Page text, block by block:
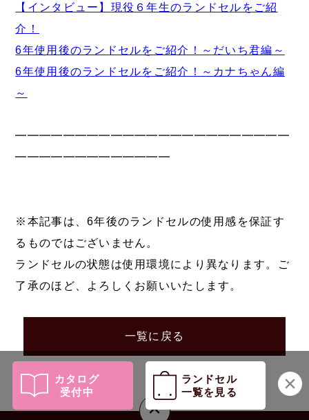
【インタビュー】現役６年生のランドセルをご紹
介！
6年使用後のランドセルをご紹介！～だいち君編～
6年使用後のランドセルをご紹介！～カナちゃん編
～
━━━━━━━━━━━━━━━━━━━━━━━
━━━━━━━━━━━━━
※本記事は、6年後のランドセルの使用感を保証す
るものではございません。
ランドセルの状態は使用環境により異なります。ご
了承のほど、よろしくお願いいたします。
一覧に戻る
カタログ
受付中
ランドセル
一覧を見る